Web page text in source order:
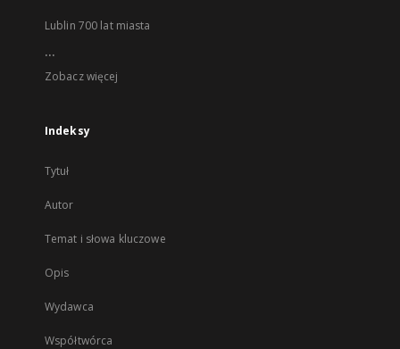
Lublin 700 lat miasta
...
Zobacz więcej
Indeksy
Tytuł
Autor
Temat i słowa kluczowe
Opis
Wydawca
Współtwórca